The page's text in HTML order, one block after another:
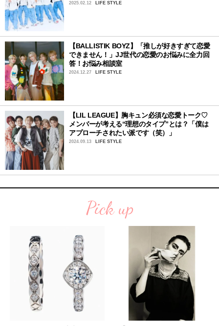
2025.02.12 LIFE STYLE
【BALLISTIK BOYZ】「推しが好きすぎて恋愛
できません！」JJ世代の恋愛のお悩みに全力回
答！お悩み相談室
2024.12.27 LIFE STYLE
【LIL LEAGUE】胸キュン必須な恋愛トーク♡
メンバーが考える“理想のタイプ”とは？「僕は
アプローチされたい派です（笑）」
2024.09.13 LIFE STYLE
Pick up